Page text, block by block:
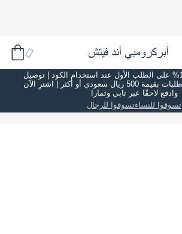
HELLO15: خصم 15% على الطلب الأول عند استخدام الكود | توصيل
مجاني على جميع الطلبات بقيمة 500 ريال سعودي أو أكثر | اشترِ الآن
وادفع لاحقًا عبر تابي وتمارا
تسوقوا للنساءتسوقوا للرجال